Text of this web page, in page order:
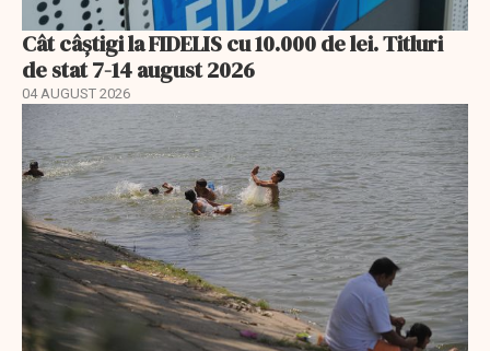
Cât câștigi la FIDELIS cu 10.000 de lei. Titluri
de stat 7-14 august 2026
04 AUGUST 2026